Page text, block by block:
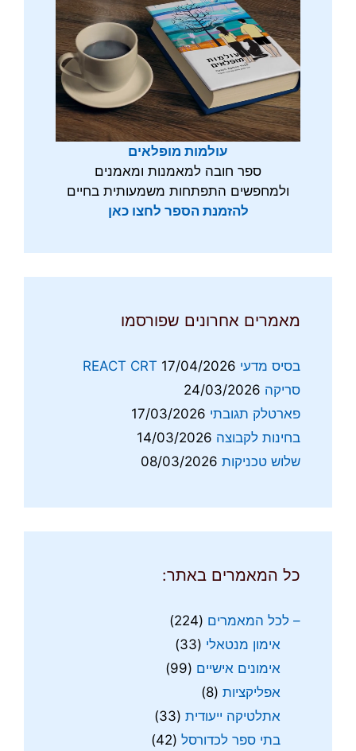
עולמות מופלאים
ספר חובה למאמנות ומאמנים
ולמחפשים התפתחות משמעותית בחיים
להזמנת הספר לחצו כאן
מאמרים אחרונים שפורסמו
בסיס מדעי REACT CRT 17/04/2026
סריקה 24/03/2026
פארטלק תגובתי 17/03/2026
בחינות לקבוצה 14/03/2026
שלוש טכניקות 08/03/2026
כל המאמרים באתר:
– לכל המאמרים (224)
אימון מנטאלי (33)
אימונים אישיים (99)
אפליקציות (8)
אתלטיקה ייעודית (33)
בתי ספר לכדורסל (42)